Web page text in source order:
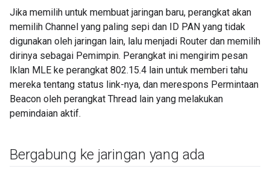
Jika memilih untuk membuat jaringan baru, perangkat akan
memilih Channel yang paling sepi dan ID PAN yang tidak
digunakan oleh jaringan lain, lalu menjadi Router dan memilih
dirinya sebagai Pemimpin. Perangkat ini mengirim pesan
Iklan MLE ke perangkat 802.15.4 lain untuk memberi tahu
mereka tentang status link-nya, dan merespons Permintaan
Beacon oleh perangkat Thread lain yang melakukan
pemindaian aktif.
Bergabung ke jaringan yang ada